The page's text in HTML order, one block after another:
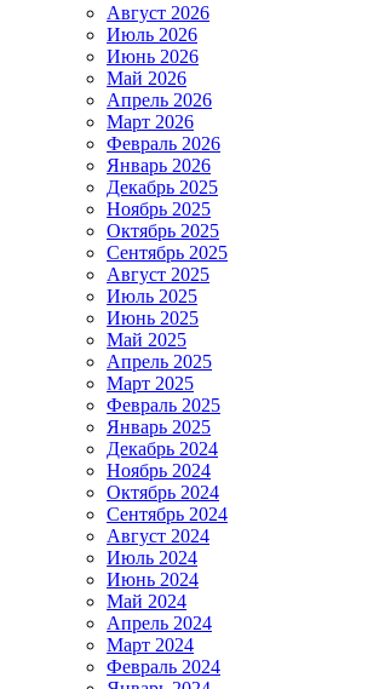
Август 2026
Июль 2026
Июнь 2026
Май 2026
Апрель 2026
Март 2026
Февраль 2026
Январь 2026
Декабрь 2025
Ноябрь 2025
Октябрь 2025
Сентябрь 2025
Август 2025
Июль 2025
Июнь 2025
Май 2025
Апрель 2025
Март 2025
Февраль 2025
Январь 2025
Декабрь 2024
Ноябрь 2024
Октябрь 2024
Сентябрь 2024
Август 2024
Июль 2024
Июнь 2024
Май 2024
Апрель 2024
Март 2024
Февраль 2024